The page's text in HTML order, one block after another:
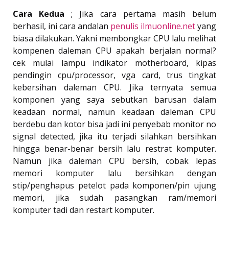
Cara Kedua ; Jika cara pertama masih belum
berhasil, ini cara andalan penulis ilmuonline.netyang
biasa dilakukan. Yakni membongkar CPU lalu melihat
kompenen daleman CPU apakah berjalan normal?
cek mulai lampu indikator motherboard, kipas
pendingin cpu/processor, vga card, trus tingkat
kebersihan daleman CPU. Jika ternyata semua
komponen yang saya sebutkan barusan dalam
keadaan normal, namun keadaan daleman CPU
berdebu dan kotor bisa jadi ini penyebab monitor no
signal detected, jika itu terjadi silahkan bersihkan
hingga benar-benar bersih lalu restrat komputer.
Namun jika daleman CPU bersih, cobak lepas
memori komputer lalu bersihkan dengan
stip/penghapus petelot pada komponen/pin ujung
memori, jika sudah pasangkan ram/memori
komputer tadi dan restart komputer.